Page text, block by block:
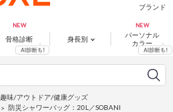
ブランド
骨格診断 身長別
パーソナル
カラー
趣味/アウトドア/健康グッズ
防災シャワーバッグ：20L／SOBANI